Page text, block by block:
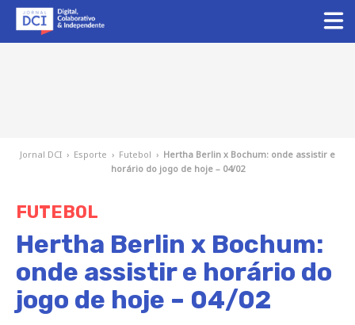
Jornal DCI › Esporte › Futebol › Hertha Berlin x Bochum: onde assistir e
horário do jogo de hoje – 04/02
FUTEBOL
Hertha Berlin x Bochum:
onde assistir e horário do
jogo de hoje – 04/02